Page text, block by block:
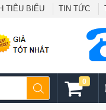
TIÊU BIỂU TIN TỨC
0